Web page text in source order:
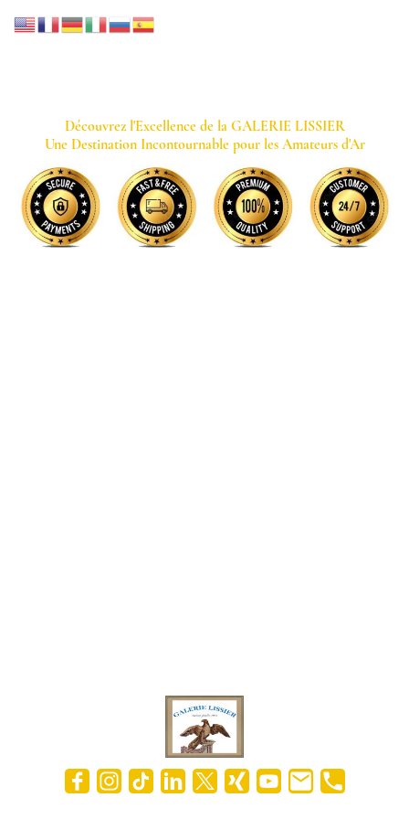
GALERIE LISSIER
Découvrez l'Excellence de la GALERIE LISSIER
Une Destination Incontournable pour les Amateurs d'Ar